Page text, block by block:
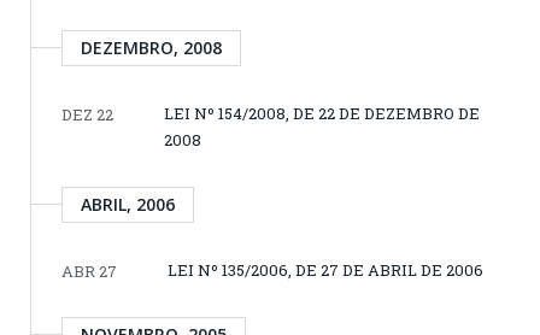
DEZEMBRO, 2008
DEZ 22
LEI Nº 154/2008, DE 22 DE DEZEMBRO DE
2008
ABRIL, 2006
ABR 27 LEI Nº 135/2006, DE 27 DE ABRIL DE 2006